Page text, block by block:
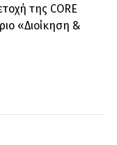
της CORE
«Διοίκηση &